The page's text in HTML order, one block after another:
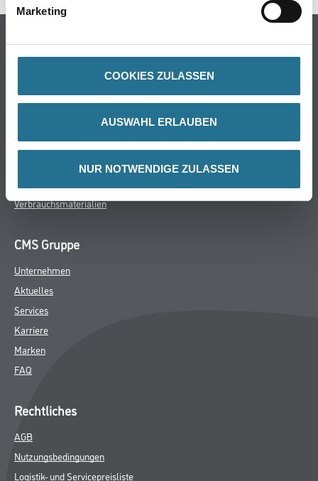
Marketing
COOKIES ZULASSEN
AUSWAHL ERLAUBEN
NUR NOTWENDIGE ZULASSEN
Trockenbau
Putze- und Spachtelmassen
Bodenbeläge
Wand- & Deckenbeläge
Verbrauchsmaterialien
CMS Gruppe
Unternehmen
Aktuelles
Services
Karriere
Marken
FAQ
Rechtliches
AGB
Nutzungsbedingungen
Logistik- und Servicepreisliste